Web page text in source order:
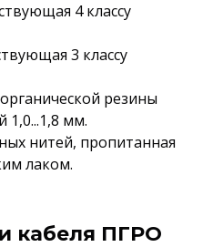
4 классу
3 классу
резины
мм.
нитей, пропитанная
лаком.
кабеля ПГРО